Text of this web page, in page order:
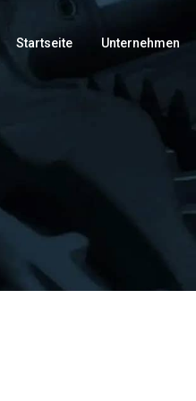
Startseite Unternehmen